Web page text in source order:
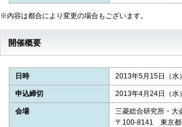
※内容は都合により変更の場合もございます。
開催概要
日時 2013年5月15日（水
申込締切 2013年4月24日（水
会場
三菱総合研究所・大
〒100-8141 東京都